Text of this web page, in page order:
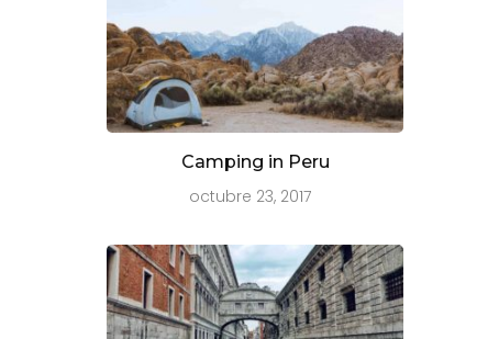
Camping in Peru
octubre 23, 2017